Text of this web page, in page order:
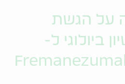
על הגשת
ביולוגי ל-